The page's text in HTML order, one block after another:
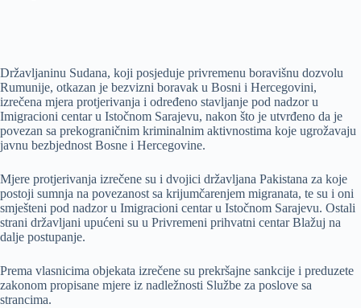
Državljaninu Sudana, koji posjeduje privremenu boravišnu dozvolu
Rumunije, otkazan je bezvizni boravak u Bosni i Hercegovini,
izrečena mjera protjerivanja i određeno stavljanje pod nadzor u
Imigracioni centar u Istočnom Sarajevu, nakon što je utvrđeno da je
povezan sa prekograničnim kriminalnim aktivnostima koje ugrožavaju
javnu bezbjednost Bosne i Hercegovine.
Mjere protjerivanja izrečene su i dvojici državljana Pakistana za koje
postoji sumnja na povezanost sa krijumčarenjem migranata, te su i oni
smješteni pod nadzor u Imigracioni centar u Istočnom Sarajevu. Ostali
strani državljani upućeni su u Privremeni prihvatni centar Blažuj na
dalje postupanje.
Prema vlasnicima objekata izrečene su prekršajne sankcije i preduzete
zakonom propisane mjere iz nadležnosti Službe za poslove sa
strancima.